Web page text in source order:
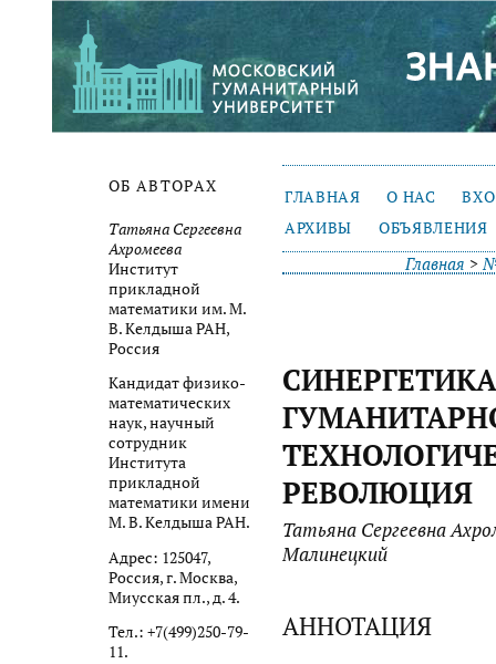
ОБ АВТОРАХ
Татьяна Сергеевна
Ахромеева
Институт
прикладной
математики им. М.
В. Келдыша РАН,
Россия
Кандидат физико-
математических
наук, научный
сотрудник
Института
прикладной
математики имени
М. В. Келдыша РАН.
Адрес: 125047,
Россия, г. Москва,
Миусская пл., д. 4.
Тел.: +7(499)250-79-
11.
ГЛАВНАЯ О НАС
АРХИВЫ
ОБЪЯВЛЕНИЯ
Главная >№
РЕВОЛЮЦИЯ
Татьяна Сергеевна
Малинецкий
АННОТАЦИЯ